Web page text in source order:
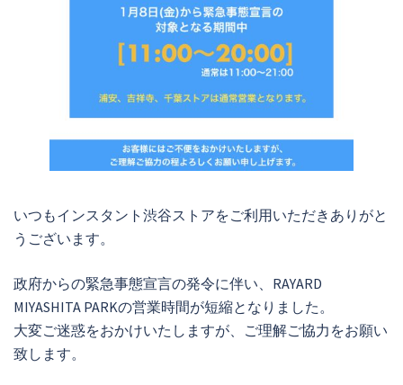
いつもインスタント渋谷ストアをご利用いただきありがと
うございます。
政府からの緊急事態宣言の発令に伴い、RAYARD
MIYASHITA PARKの営業時間が短縮となりました。
大変ご迷惑をおかけいたしますが、ご理解ご協力をお願い
致します。